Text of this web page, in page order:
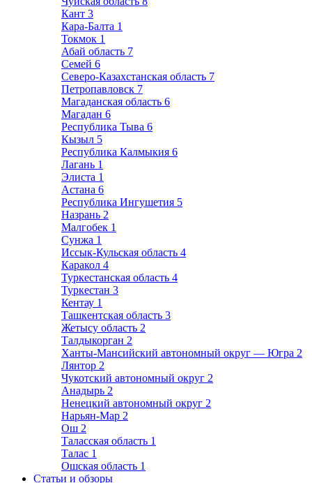
Кант 3
Кара-Балта 1
Токмок 1
Абай область 7
Семей 6
Северо-Казахстанская область 7
Петропавловск 7
Магаданская область 6
Магадан 6
Республика Тыва 6
Кызыл 5
Республика Калмыкия 6
Лагань 1
Элиста 1
Астана 6
Республика Ингушетия 5
Назрань 2
Малгобек 1
Сунжа 1
Иссык-Кульская область 4
Каракол 4
Туркестанская область 4
Туркестан 3
Кентау 1
Ташкентская область 3
Жетысу область 2
Талдыкорган 2
Ханты-Мансийский автономный округ — Югра 2
Лянтор 2
Чукотский автономный округ 2
Анадырь 2
Ненецкий автономный округ 2
Нарьян-Мар 2
Ош 2
Таласская область 1
Талас 1
Ошская область 1
Статьи и обзоры